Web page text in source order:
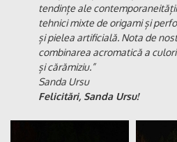
tendințe ale
tehnici mixte de origami și
și pielea artificială. Nota de
combinarea acromatică a
și cărămiziu.”
Sanda Ursu
Felicitări, Sanda Ursu!